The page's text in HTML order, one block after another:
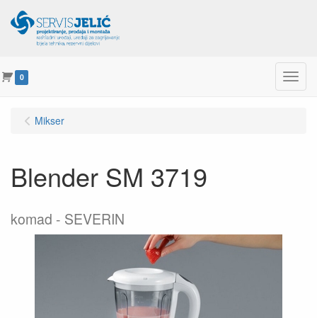
0 Menu
Mikser
Blender SM 3719
komad SEVERIN